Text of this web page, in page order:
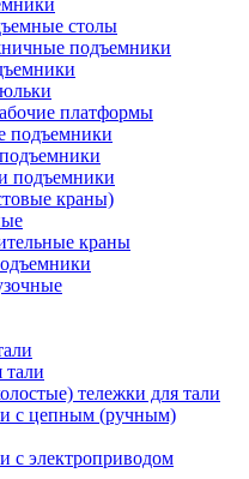
столы
подъемники
платформы
подъемники
подъемники
краны)
краны
тали
тележки для тали
с цепным (ручным)
с электроприводом